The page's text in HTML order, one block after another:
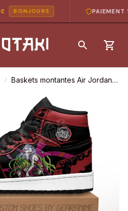
BONJOUR5 PAIEMENT
Baskets montantes Air Jordan
montantes Demon Slayer